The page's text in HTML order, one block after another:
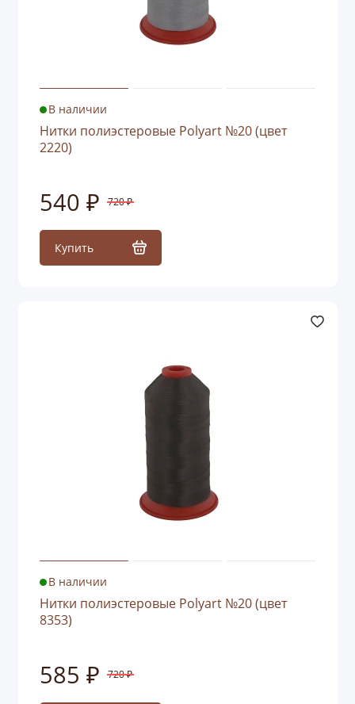
В наличии
Нитки полиэстеровые Polyart №20 (цвет
2220)
540 ₽ 720 ₽
Купить
В наличии
Нитки полиэстеровые Polyart №20 (цвет
8353)
585 ₽ 720 ₽